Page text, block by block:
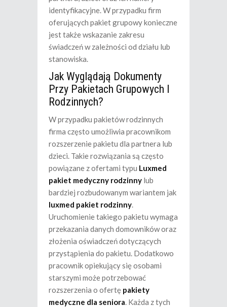
identyfikacyjne. W przypadku firm
oferujących pakiet grupowy konieczne
jest także wskazanie zakresu
świadczeń w zależności od działu lub
stanowiska.
Jak Wyglądają Dokumenty
Przy Pakietach Grupowych I
Rodzinnych?
W przypadku pakietów rodzinnych
firma często umożliwia pracownikom
rozszerzenie pakietu dla partnera lub
dzieci. Takie rozwiązania są często
powiązane z ofertami typu Luxmed
pakiet medyczny rodzinny lub
bardziej rozbudowanym wariantem jak
luxmed pakiet rodzinny.
Uruchomienie takiego pakietu wymaga
przekazania danych domowników oraz
złożenia oświadczeń dotyczących
przystąpienia do pakietu. Dodatkowo
pracownik opiekujący się osobami
starszymi może potrzebować
rozszerzenia o ofertę pakiety
medyczne dla seniora. Każda z tych